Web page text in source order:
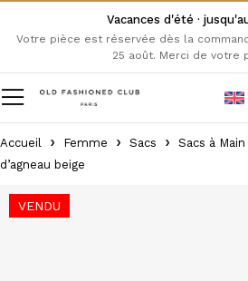
Vacances d'été ·
Votre pièce est réservée dès la
25 août. Merci de votre
Accueil Femme Sacs Sacs à Main
d’agneau beige
VENDU